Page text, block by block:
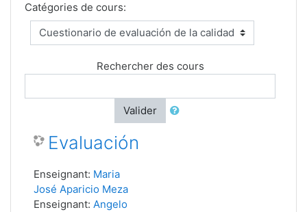
Catégories de cours:
Rechercher des cours
Valider
Evaluación
Enseignant: Maria
José Aparicio Meza
Enseignant: Angelo